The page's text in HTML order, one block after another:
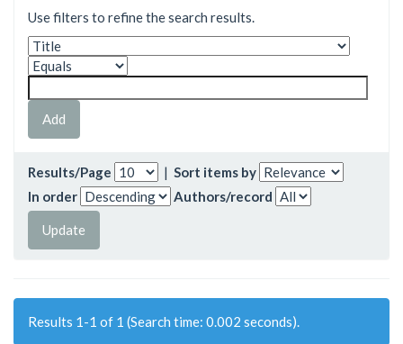
Use filters to refine the search results.
Results/Page | Sort items by
In order
Authors/record
Results 1-1 of 1 (Search time: 0.002 seconds).